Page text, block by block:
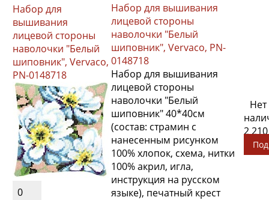
Набор для
вышивания
лицевой стороны
наволочки "Белый
шиповник", Vervaco,
PN-0148718
0
Набор для вышивания
лицевой стороны
наволочки "Белый
шиповник", Vervaco, PN-
0148718
Набор для вышивания
лицевой стороны
наволочки "Белый
шиповник" 40*40см
(состав: страмин с
нанесенным рисунком
100% хлопок, схема, нитки
100% акрил, игла,
инструкция на русском
языке), печатный крест
Нет
2